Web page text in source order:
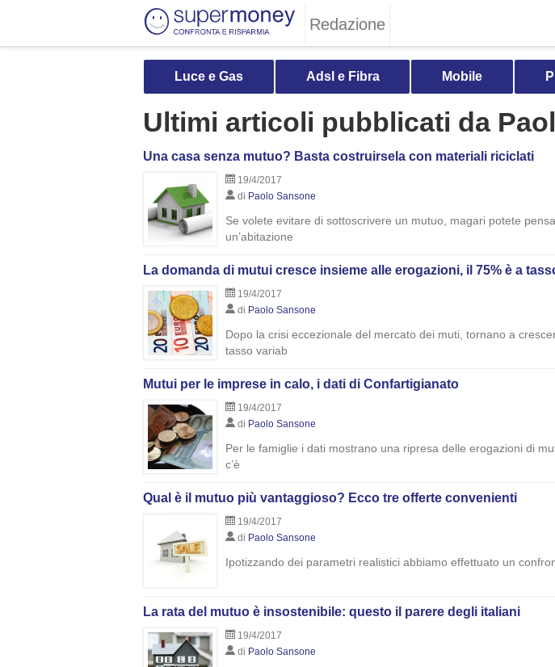
Redazione
Luce e Gas Adsl e Fibra Mobile
Ultimi articoli pubblicati da
Una casa senza mutuo? Basta costruirsela con materiali riciclati
19/4/2017
di Paolo Sansone
Se volete evitare di sottoscrivere un mutuo, magari potete
un’abitazione
La domanda di mutui cresce insieme alle erogazioni, il 75% è a
19/4/2017
di Paolo Sansone
Dopo la crisi eccezionale del mercato dei muti, tornano a
tasso variab
Mutui per le imprese in calo, i dati di Confartigianato
19/4/2017
di Paolo Sansone
Per le famiglie i dati mostrano una ripresa delle erogazioni di
c’è
Qual è il mutuo più vantaggioso? Ecco tre offerte convenienti
19/4/2017
di Paolo Sansone
Ipotizzando dei parametri realistici abbiamo effettuato un
La rata del mutuo è insostenibile: questo il parere degli italiani
19/4/2017
di Paolo Sansone